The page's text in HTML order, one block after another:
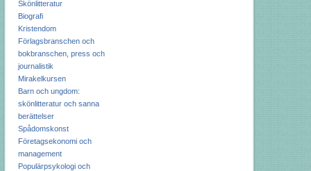
Skönlitteratur
Biografi
Kristendom
Förlagsbranschen och
bokbranschen, press och
journalistik
Mirakelkursen
Barn och ungdom:
skönlitteratur och sanna
berättelser
Spådomskonst
Företagsekonomi och
management
Populärpsykologi och